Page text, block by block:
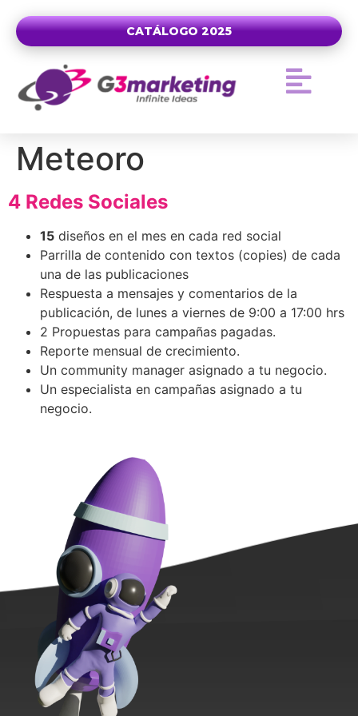
CATÁLOGO 2025
Meteoro
4 Redes Sociales
15 diseños en el mes en cada red social
Parrilla de contenido con textos (copies) de cada
una de las publicaciones
Respuesta a mensajes y comentarios de la
publicación, de lunes a viernes de 9:00 a 17:00 hrs
2 Propuestas para campañas pagadas.
Reporte mensual de crecimiento.
Un community manager asignado a tu negocio.
Un especialista en campañas asignado a tu
negocio.